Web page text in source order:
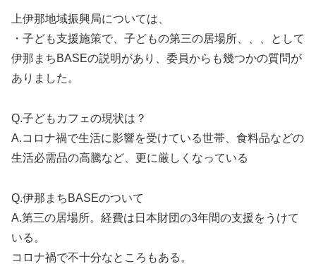
上伊那地域振興局については、
・子ども支援施策で、子どもの第三の居場所、、、として
伊那まちBASEの説明があり、委員からも幾つかの質問が
ありました。
Q.子どもカフェの現状は？
A.コロナ禍で生活に影響を受けている世帯、食料品などの
生活必需品の高騰など、更に厳しくなっている
Q.伊那まちBASEのついて
A.第三の居場所。経費は日本財団の3年間の支援をうけて
いる。
コロナ禍で不十分なところもある。